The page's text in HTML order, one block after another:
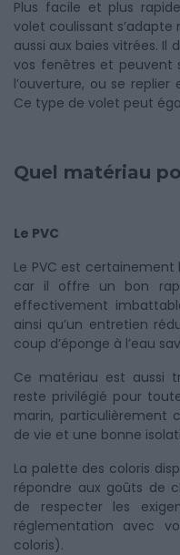
Plus facile et plus
volet coulissant
aussi aux baies vitrées.
vos fenêtres et peuvent
l’ouverture, ou se
Ce type de volet peut
Quel matériau
Le PVC
Le PVC est
car il offre un bon
effectivement
ainsi qu’un entretien
coup d’éponge à l’eau
Ce matériau est aussi
reste privilégié pour
marin, particulièrement
de vie et une bonne
La palette des coloris
répondre aux goûts de
de respecter les
réglementation avec
coloris).